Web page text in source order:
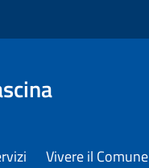
Vivere il Comune